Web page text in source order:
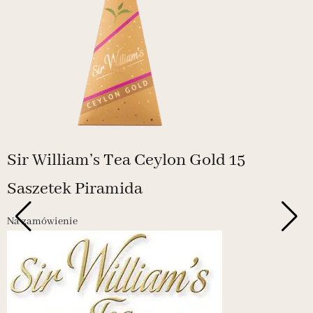
Sir William’s Tea Ceylon Gold 15
Saszetek Piramida
Na zamówienie